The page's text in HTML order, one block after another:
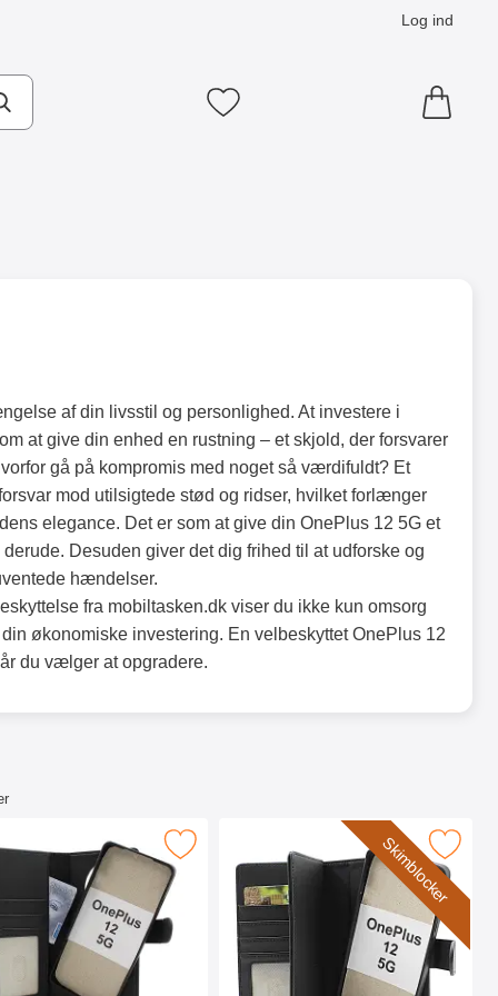
Log ind
Mine favoritter
af din livsstil og personlighed. At investere i
at give din enhed en rustning – et skjold, der forsvarer
gå på kompromis med noget så værdifuldt? Et
mod utilsigtede stød og ridser, hvilket forlænger
elegance. Det er som at give din OnePlus 12 5G et
Desuden giver det dig frihed til at udforske og
hændelser.
fra mobiltasken.dk viser du ikke kun omsorg
økonomiske investering. En velbeskyttet OnePlus 12
du vælger at opgradere.
som favorit
Magnet Wallet OnePlus 12 5G som favorit
Skimblocker
Marker skimblocker XL Magnet Wallet